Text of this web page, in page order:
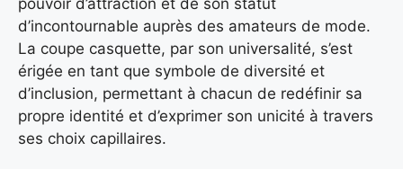
d’incontournable auprès des amateurs de mode.
La coupe casquette, par son universalité, s’est
érigée en tant que symbole de diversité et
d’inclusion, permettant à chacun de redéfinir sa
propre identité et d’exprimer son unicité à travers
ses choix capillaires.